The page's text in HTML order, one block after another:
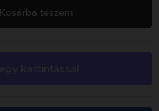
Kosárba teszem